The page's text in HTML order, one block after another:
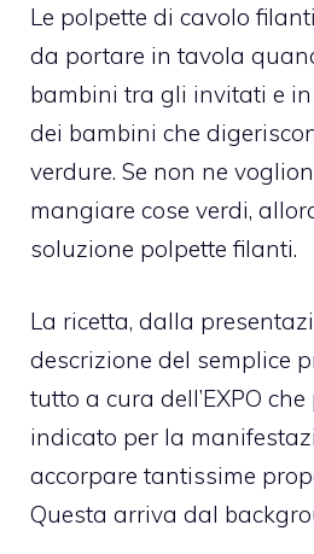
Le polpette di cavolo
da portare in tavola
bambini tra gli invitati e
dei bambini che
verdure. Se non ne
mangiare cose verdi,
soluzione polpette filanti.
La ricetta, dalla
descrizione del semplice
tutto a cura dell’EXPO
indicato per la
accorpare tantissime
Questa arriva dal